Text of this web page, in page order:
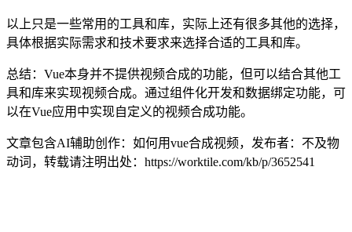
以上只是一些常用的工具和库，实际上还有很多其他的选择，
具体根据实际需求和技术要求来选择合适的工具和库。
总结：Vue本身并不提供视频合成的功能，但可以结合其他工
具和库来实现视频合成。通过组件化开发和数据绑定功能，可
以在Vue应用中实现自定义的视频合成功能。
文章包含AI辅助创作：如何用vue合成视频，发布者：不及物
动词，转载请注明出处： https://worktile.com/kb/p/3652541